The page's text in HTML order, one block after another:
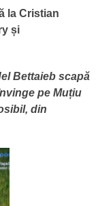
la Cristian
și
Bettaieb scapă
pe Muțiu
din